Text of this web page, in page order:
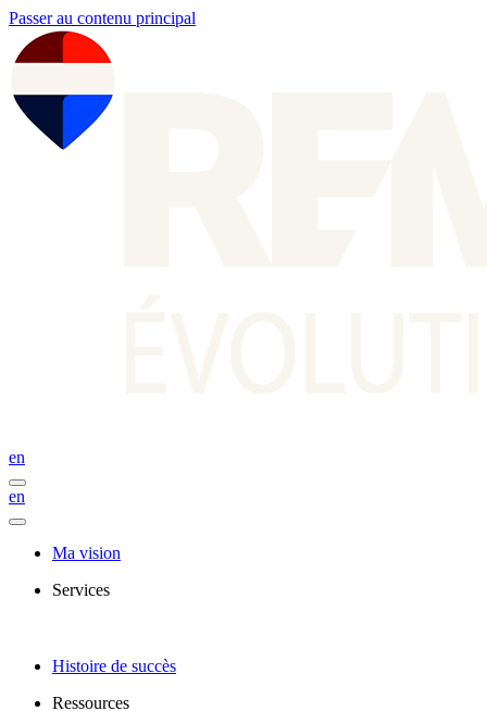
Passer au contenu principal
en
en
Ma vision
Services
Histoire de succès
Ressources